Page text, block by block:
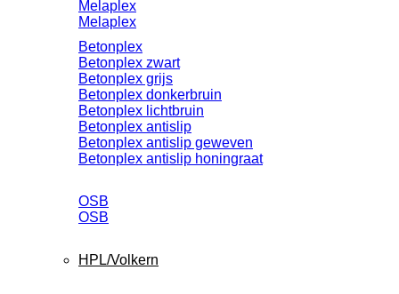
Melaplex
Melaplex
Betonplex
Betonplex zwart
Betonplex grijs
Betonplex donkerbruin
Betonplex lichtbruin
Betonplex antislip
Betonplex antislip geweven
Betonplex antislip honingraat
OSB
OSB
HPL/Volkern